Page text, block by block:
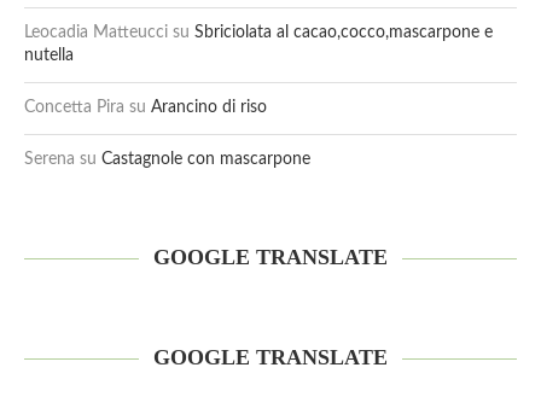
Leocadia Matteucci su Sbriciolata al cacao,cocco,mascarpone e
nutella
Concetta Pira su Arancino di riso
Serena su Castagnole con mascarpone
GOOGLE TRANSLATE
GOOGLE TRANSLATE